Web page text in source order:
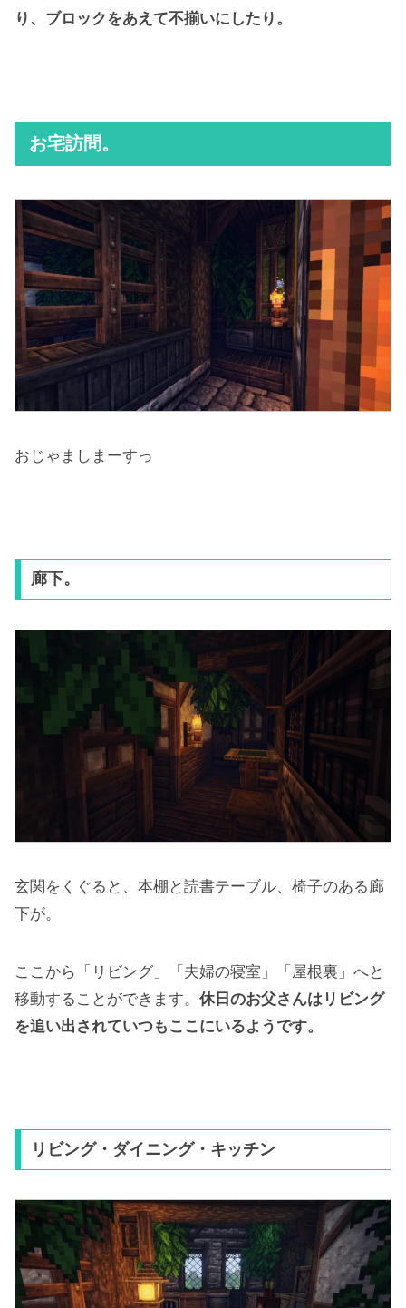
り、ブロックをあえて不揃いにしたり。
お宅訪問。
おじゃましまーすっ
廊下。
玄関をくぐると、本棚と読書テーブル、椅子のある廊
下が。
ここから「リビング」「夫婦の寝室」「屋根裏」へと
移動することができます。 休日のお父さんはリビング
を追い出されていつもここにいるようです。
リビング・ダイニング・キッチン